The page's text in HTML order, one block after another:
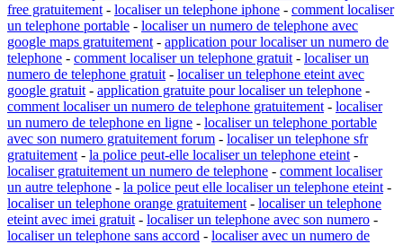
free gratuitement - localiser un telephone iphone - comment localiser
un telephone portable - localiser un numero de telephone avec
google maps gratuitement - application pour localiser un numero de
telephone - comment localiser un telephone gratuit - localiser un
numero de telephone gratuit - localiser un telephone eteint avec
google gratuit - application gratuite pour localiser un telephone -
comment localiser un numero de telephone gratuitement - localiser
un numero de telephone en ligne - localiser un telephone portable
avec son numero gratuitement forum - localiser un telephone sfr
gratuitement - la police peut-elle localiser un telephone eteint -
localiser gratuitement un numero de telephone - comment localiser
un autre telephone - la police peut elle localiser un telephone eteint -
localiser un telephone orange gratuitement - localiser un telephone
eteint avec imei gratuit - localiser un telephone avec son numero -
localiser un telephone sans accord - localiser avec un numero de